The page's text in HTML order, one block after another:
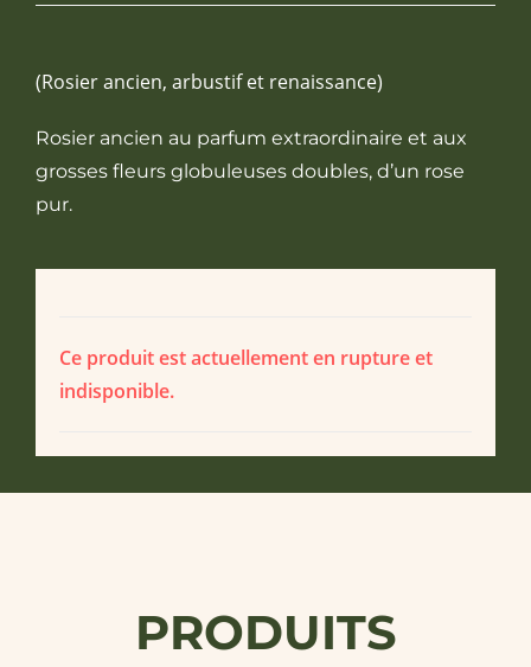
(Rosier ancien, arbustif et renaissance)
Rosier ancien au parfum extraordinaire et aux
grosses fleurs globuleuses doubles, d’un rose
pur.
Ce produit est actuellement en rupture et
indisponible.
PRODUITS